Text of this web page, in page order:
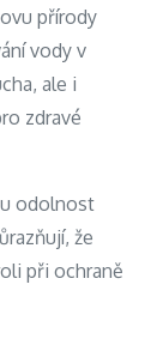
přírody
vody v
ale i
zdravé
odolnost
že
při ochraně